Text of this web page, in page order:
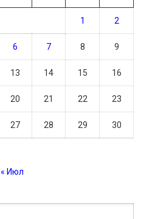
1 2
6 7 8 9
13 14 15 16
20 21 22 23
27 28 29 30
« Июл